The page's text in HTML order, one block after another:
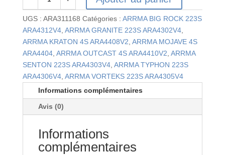
quantité
de
ARA311168
-
Ensemble
de
différentiel
central
métal
UGS : ARA311168 Catégories : ARRMA BIG ROCK 223S
ARA4312V4, ARRMA GRANITE 223S ARA4302V4,
ARRMA KRATON 4S ARA4408V2 ARRMA MOJAVE 4S
ARA4404, ARRMA OUTCAST 4S ARA4410V2 ARRMA
SENTON 223S ARA4303V4, ARRMA TYPHON 223S
ARA4306V4, ARRMA VORTEKS 223S ARA4305V4
Informations complémentaires
Avis (0)
Informations
complémentaires